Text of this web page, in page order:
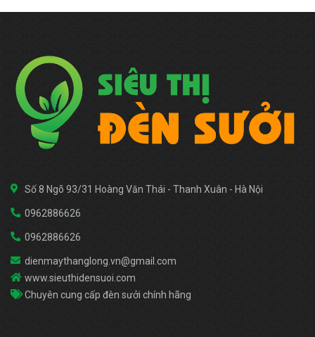
Số 8 Ngõ 93/31 Hoàng Văn Thái - Thanh Xuân - Hà Nội
0962886626
0962886626
dienmaythanglong.vn@gmail.com
www.sieuthidensuoi.com
Chuyên cung cấp đèn sưởi chính hãng